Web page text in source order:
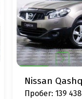
Nissan
Пробег: 139